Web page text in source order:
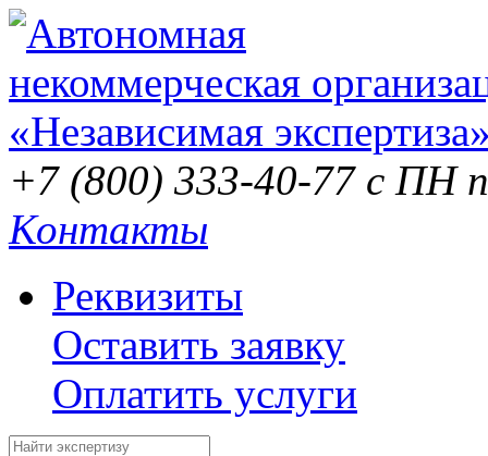
+7 (800) 333-40-77 с ПН
Контакты
Реквизиты
Оставить заявку
Оплатить услуги